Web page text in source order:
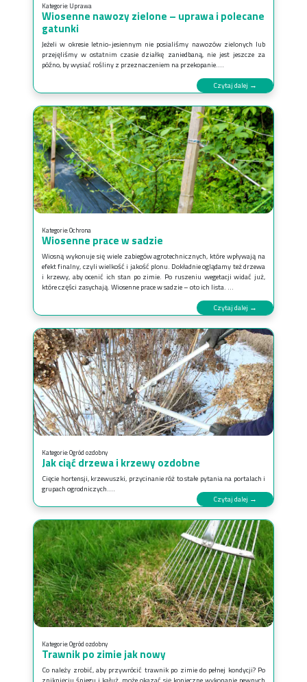
Kategorie: Uprawa
Wiosenne nawozy zielone – uprawa i polecane
gatunki
Jeżeli w okresie letnio-jesiennym nie posialiśmy nawozów zielonych lub
przejęliśmy w ostatnim czasie działkę zaniedbaną, nie jest jeszcze za
późno, by wysiać rośliny z przeznaczeniem na przekopanie....
Czytaj dalej →
Kategorie:Ochrona
Wiosenne prace w sadzie
Wiosną wykonuje się wiele zabiegów agrotechnicznych, które wpływają na
efekt finalny, czyli wielkość i jakość plonu. Dokładnie oglądamy też drzewa
i krzewy, aby ocenić ich stan po zimie. Po ruszeniu wegetacji widać już,
które części zasychają. Wiosenne prace w sadzie – oto ich lista. ...
Czytaj dalej →
Kategorie:Ogród ozdobny
Jak ciąć drzewa i krzewy ozdobne
Cięcie hortensji, krzewuszki, przycinanie róż to stałe pytania na portalach i
grupach ogrodniczych....
Czytaj dalej →
Kategorie:Ogród ozdobny
Trawnik po zimie jak nowy
Co należy zrobić, aby przywrócić trawnik po zimie do pełnej kondycji? Po
zniknięciu śniegu i kałuż, może okazać się konieczne wykonanie pewnych